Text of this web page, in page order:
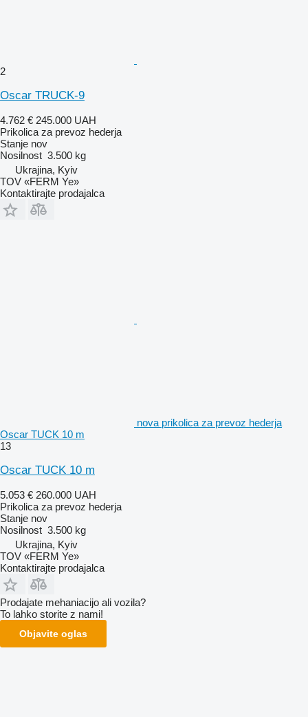
2
Oscar TRUCK-9
4.762 € 245.000 UAH
Prikolica za prevoz hederja
Stanje nov
Nosilnost 3.500 kg
Ukrajina, Kyiv
TOV «FERM Ye»
Kontaktirajte prodajalca
nova prikolica za prevoz hederja
Oscar TUCK 10 m
13
Oscar TUCK 10 m
5.053 € 260.000 UAH
Prikolica za prevoz hederja
Stanje nov
Nosilnost 3.500 kg
Ukrajina, Kyiv
TOV «FERM Ye»
Kontaktirajte prodajalca
Prodajate mehaniacijo ali vozila?
To lahko storite z nami!
Objavite oglas